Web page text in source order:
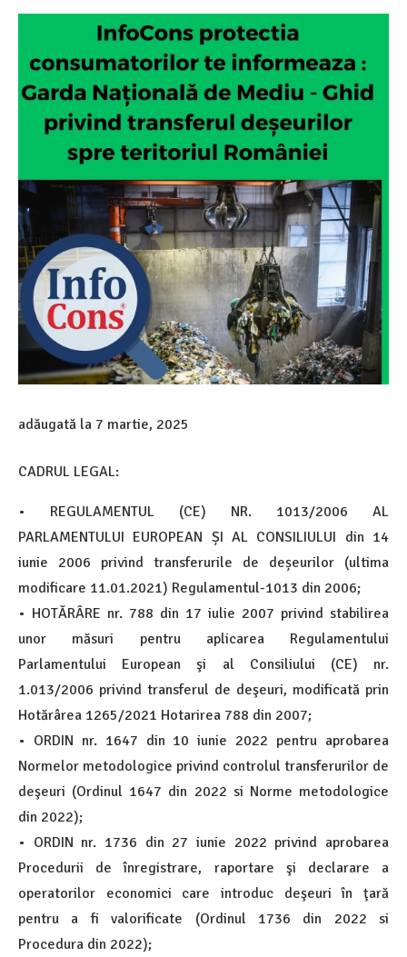
adăugată la 7 martie, 2025
CADRUL LEGAL:
• REGULAMENTUL (CE) NR. 1013/2006 AL
PARLAMENTULUI EUROPEAN ȘI AL CONSILIULUI din 14
iunie 2006 privind transferurile de deșeurilor (ultima
modificare 11.01.2021) Regulamentul-1013 din 2006;
• HOTĂRÂRE nr. 788 din 17 iulie 2007 privind stabilirea
unor măsuri pentru aplicarea Regulamentului
Parlamentului European şi al Consiliului (CE) nr.
1.013/2006 privind transferul de deşeuri, modificată prin
Hotărârea 1265/2021 Hotarirea 788 din 2007;
• ORDIN nr. 1647 din 10 iunie 2022 pentru aprobarea
Normelor metodologice privind controlul transferurilor de
deşeuri (Ordinul 1647 din 2022 si Norme metodologice
din 2022);
• ORDIN nr. 1736 din 27 iunie 2022 privind aprobarea
Procedurii de înregistrare, raportare şi declarare a
operatorilor economici care introduc deşeuri în ţară
pentru a fi valorificate (Ordinul 1736 din 2022 si
Procedura din 2022);